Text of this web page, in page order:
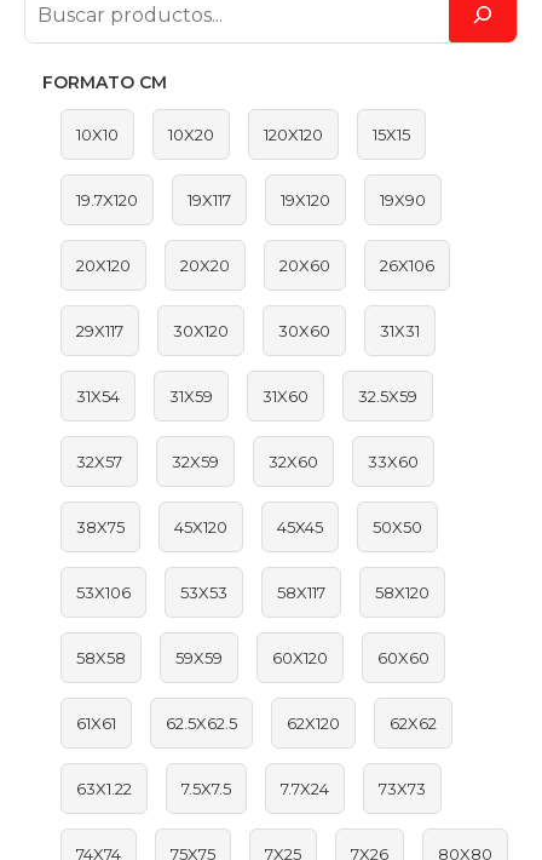
FORMATO CM
10X10 10X20 120X120 15X15
19.7X120 19X117 19X120 19X90
20X120 20X20 20X60 26X106
29X117 30X120 30X60 31X31
31X54 31X59 31X60 32.5X59
32X57 32X59 32X60 33X60
38X75 45X120 45X45 50X50
53X106 53X53 58X117 58X120
58X58 59X59 60X120 60X60
61X61 62.5X62.5 62X120 62X62
63X1.22 7.5X7.5 7.7X24 73X73
74X74 75X75 7X25 7X26 80X80